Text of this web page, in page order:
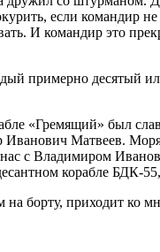
если командир
И командир это
примерно десятый
«Гремящий» был
Иванович Матвеев.
нас с Владимиром
корабле БДК-
борту, приходит ко